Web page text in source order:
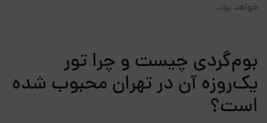
خواهد بود.
بوم‌گردی چیست و چرا تور
یک‌روزه آن در تهران محبوب شده
است؟